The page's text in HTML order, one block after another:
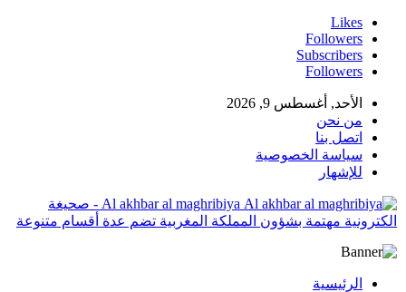
Likes
Followers
Subscribers
Followers
الأحد, أغسطس 9, 2026
من نحن
اتصل بنا
سياسة الخصوصية
للإشهار
Al akhbar al maghribiya - صحيغة
الكترونية مهتمة بشؤون المملكة المغربية تضم عدة أقسام متنوعة
الرئيسية